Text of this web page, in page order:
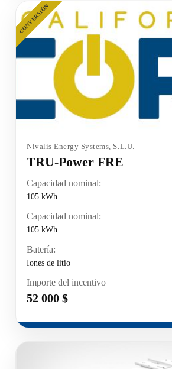
CONVERSIÓN
Nivalis Energy Systems, S.L.U.
TRU-Power FRE
Capacidad nominal:
105 kWh
Capacidad nominal:
105 kWh
Batería:
Iones de litio
Importe del incentivo
52 000 $